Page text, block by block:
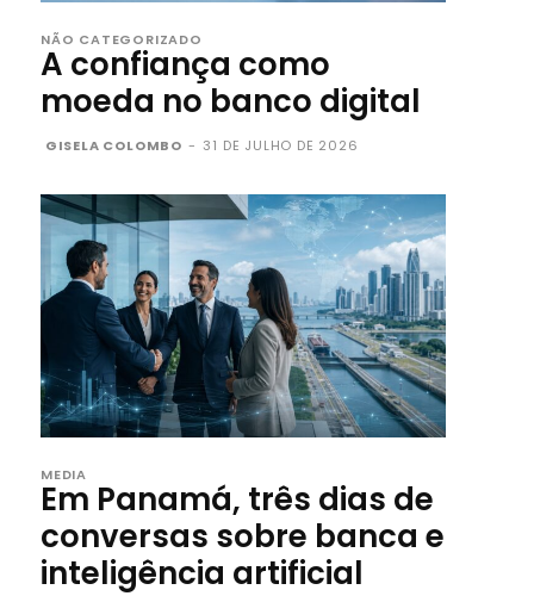
NÃO CATEGORIZADO
A confiança como
moeda no banco digital
GISELA COLOMBO - 31 DE JULHO DE 2026
MEDIA
Em Panamá, três dias de
conversas sobre banca e
inteligência artificial